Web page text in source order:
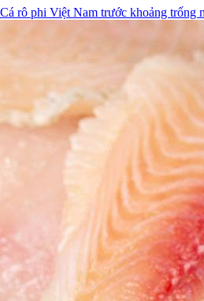
Cá rô phi Việt Nam trước khoảng trống